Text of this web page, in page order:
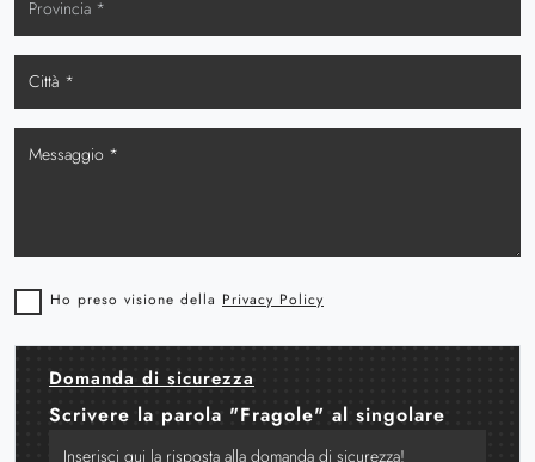
Ho preso visione della Privacy Policy
Domanda di sicurezza
Scrivere la parola "Fragole" al singolare